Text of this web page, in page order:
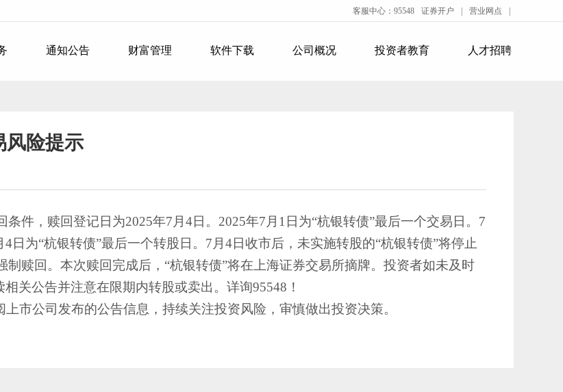
客服中心：95548 证券开户 营业网点
通知公告 财富管理 软件下载 公司概况 投资者教育 人才招聘
风险提示
件，赎回登记日为2025年7月4日。2025年7月1日为“杭银转债”最后一个交易日。7
日为“杭银转债”最后一个转股日。7月4日收市后，未实施转股的“杭银转债”将停止
赎回。本次赎回完成后，“杭银转债”将在上海证券交易所摘牌。投资者如未及时
关公告并注意在限期内转股或卖出。详询95548！
市公司发布的公告信息，持续关注投资风险，审慎做出投资决策。